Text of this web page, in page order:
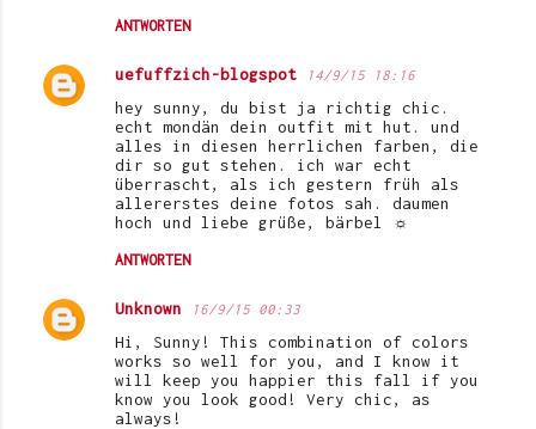
ANTWORTEN
uefuffzich-blogspot 14/9/15 18:16
hey sunny, du bist ja richtig chic.
echt mondän dein outfit mit hut. und
alles in diesen herrlichen farben, die
dir so gut stehen. ich war echt
überrascht, als ich gestern früh als
allererstes deine fotos sah. daumen
hoch und liebe grüße, bärbel ☼
ANTWORTEN
Unknown 16/9/15 00:33
Hi, Sunny! This combination of colors
works so well for you, and I know it
will keep you happier this fall if you
know you look good! Very chic, as
always!